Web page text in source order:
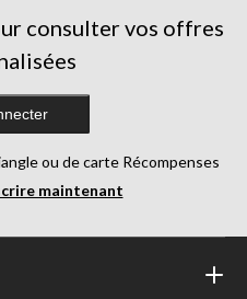
consulter vos offres
ou de carte Récompenses
maintenant